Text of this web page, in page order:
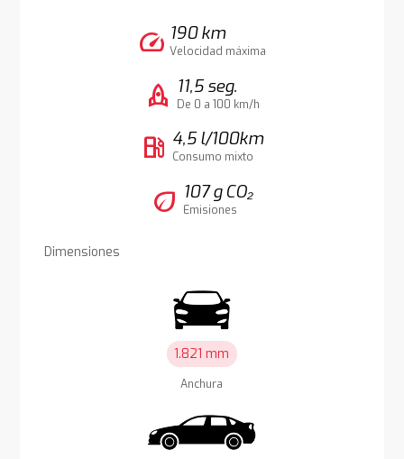
speed 190 km
Velocidad máxima
rocket 11,5 seg.
De 0 a 100 km/h
local_gas_station 4,5 l/100km
Consumo mixto
eco 107 g CO₂
Emisiones
Dimensiones
1.821 mm
Anchura